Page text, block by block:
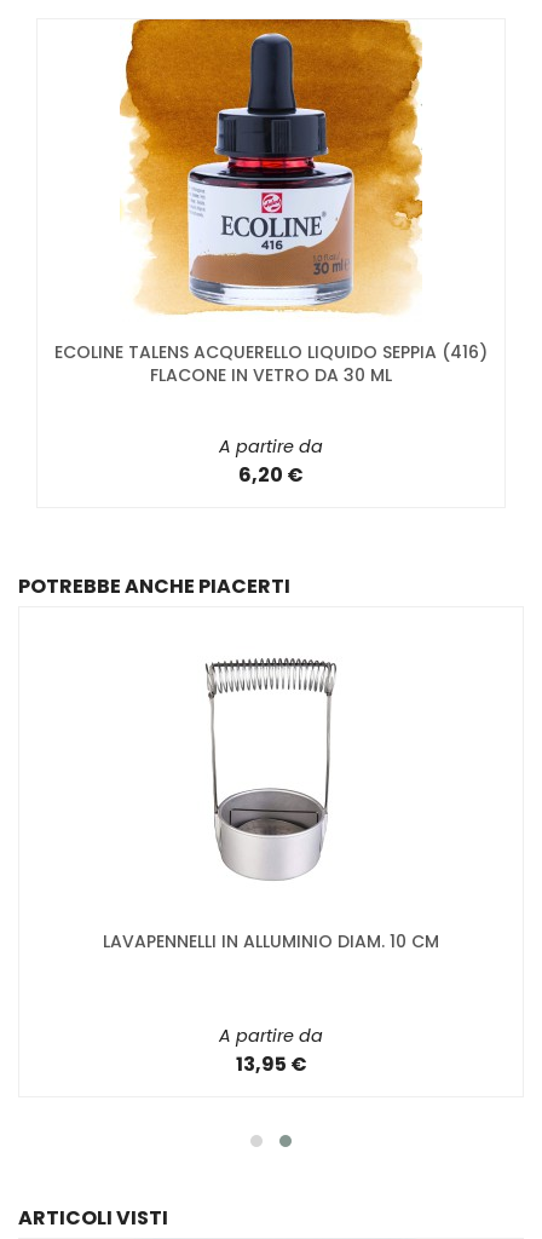
ECOLINE TALENS ACQUERELLO LIQUIDO SEPPIA (416)
FLACONE IN VETRO DA 30 ML
A partire da
6,20 €
POTREBBE ANCHE PIACERTI
LAVAPENNELLI IN ALLUMINIO DIAM. 10 CM
A partire da
13,95 €
ARTICOLI VISTI